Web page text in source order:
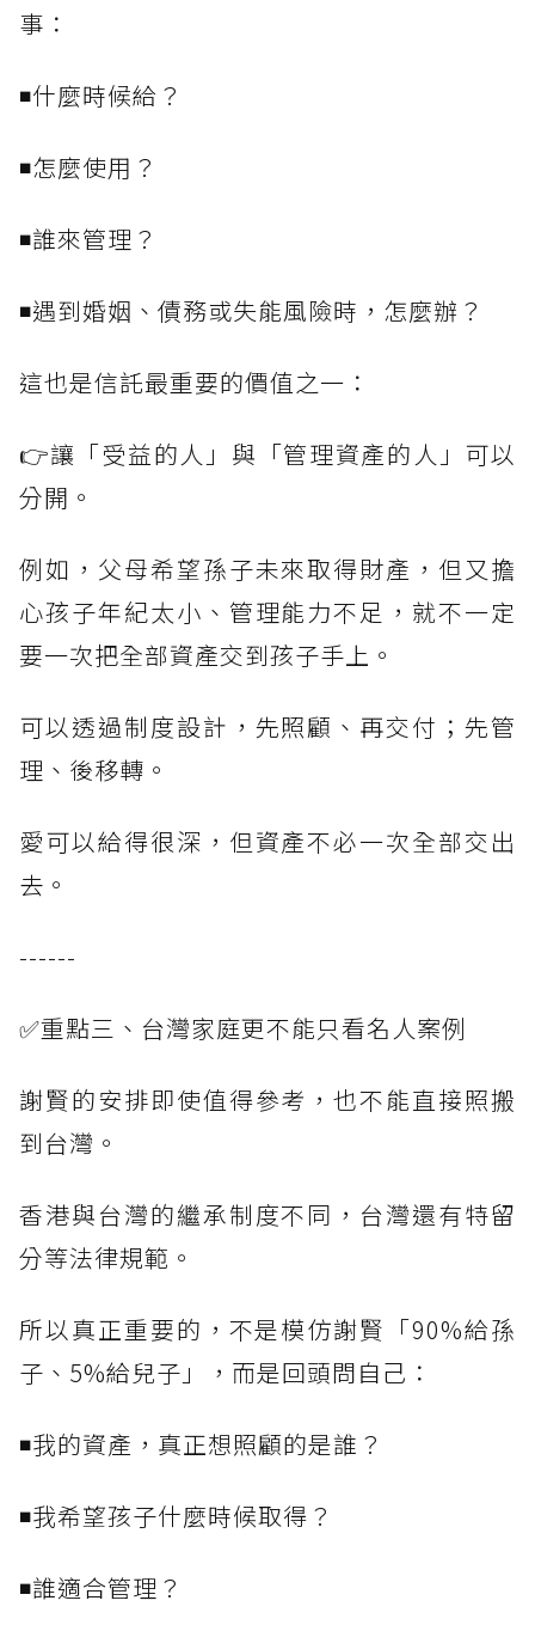
事：
◾什麼時候給？
◾怎麼使用？
◾誰來管理？
◾遇到婚姻、債務或失能風險時，怎麼辦？
這也是信託最重要的價值之一：
👉讓「受益的人」與「管理資產的人」可以
分開。
例如，父母希望孫子未來取得財產，但又擔
心孩子年紀太小、管理能力不足，就不一定
要一次把全部資產交到孩子手上。
可以透過制度設計，先照顧、再交付；先管
理、後移轉。
愛可以給得很深，但資產不必一次全部交出
去。
------
✅重點三、台灣家庭更不能只看名人案例
謝賢的安排即使值得參考，也不能直接照搬
到台灣。
香港與台灣的繼承制度不同，台灣還有特留
分等法律規範。
所以真正重要的，不是模仿謝賢「90%給孫
子、5%給兒子」，而是回頭問自己：
◾我的資產，真正想照顧的是誰？
◾我希望孩子什麼時候取得？
◾誰適合管理？